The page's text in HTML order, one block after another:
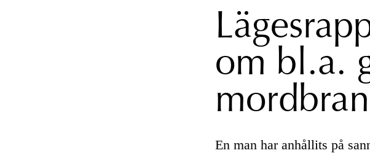
om bl.a.
En man har anhållits på